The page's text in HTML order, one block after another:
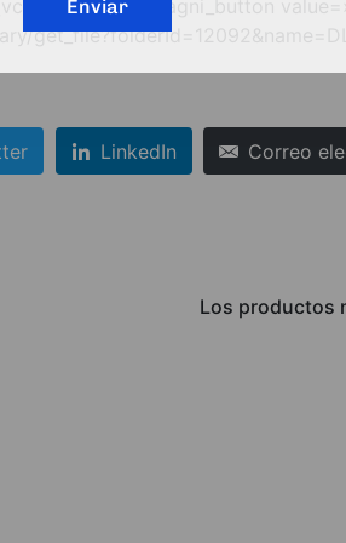
LinkedIn Correo
Los productos
Enviar